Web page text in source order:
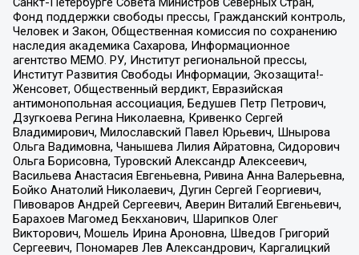
Фонд поддержки свободы прессы, Гражданский контроль,
Человек и Закон, Общественная комиссия по сохранению
наследия академика Сахарова, Информационное
агентство МЕМО. РУ, Институт региональной прессы,
Институт Развития Свободы Информации, Экозащита!-
Женсовет, Общественный вердикт, Евразийская
антимонопольная ассоциация, Бедушев Петр Петрович,
Дзугкоева Регина Николаевна, Кривенко Сергей
Владимирович, Милославский Павел Юрьевич, Шнырова
Ольга Вадимовна, Чанышева Лилия Айратовна, Сидорович
Ольга Борисовна, Туровский Александр Алексеевич,
Васильева Анастасия Евгеньевна, Ривина Анна Валерьевна,
Бойко Анатолий Николаевич, Дугин Сергей Георгиевич,
Пивоваров Андрей Сергеевич, Аверин Виталий Евгеньевич,
Барахоев Магомед Бекханович, Шарипков Олег
Викторович, Мошель Ирина Ароновна, Шведов Григорий
Сергеевич, Пономарев Лев Александрович, Каргалицкий